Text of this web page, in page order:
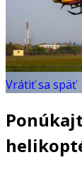
Vrátiť sa späť